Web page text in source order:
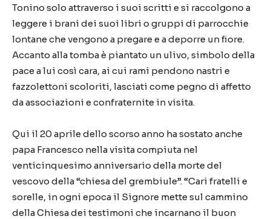
Tonino solo attraverso i suoi scritti e si raccolgono a
leggere i brani dei suoi libri o gruppi di parrocchie
lontane che vengono a pregare e a deporre un fiore.
Accanto alla tomba è piantato un ulivo, simbolo della
pace a lui così cara, ai cui rami pendono nastri e
fazzolettoni scoloriti, lasciati come pegno di affetto
da associazioni e confraternite in visita.
Qui il 20 aprile dello scorso anno ha sostato anche
papa Francesco nella visita compiuta nel
venticinquesimo anniversario della morte del
vescovo della “chiesa del grembiule”. “Cari fratelli e
sorelle, in ogni epoca il Signore mette sul cammino
della Chiesa dei testimoni che incarnano il buon